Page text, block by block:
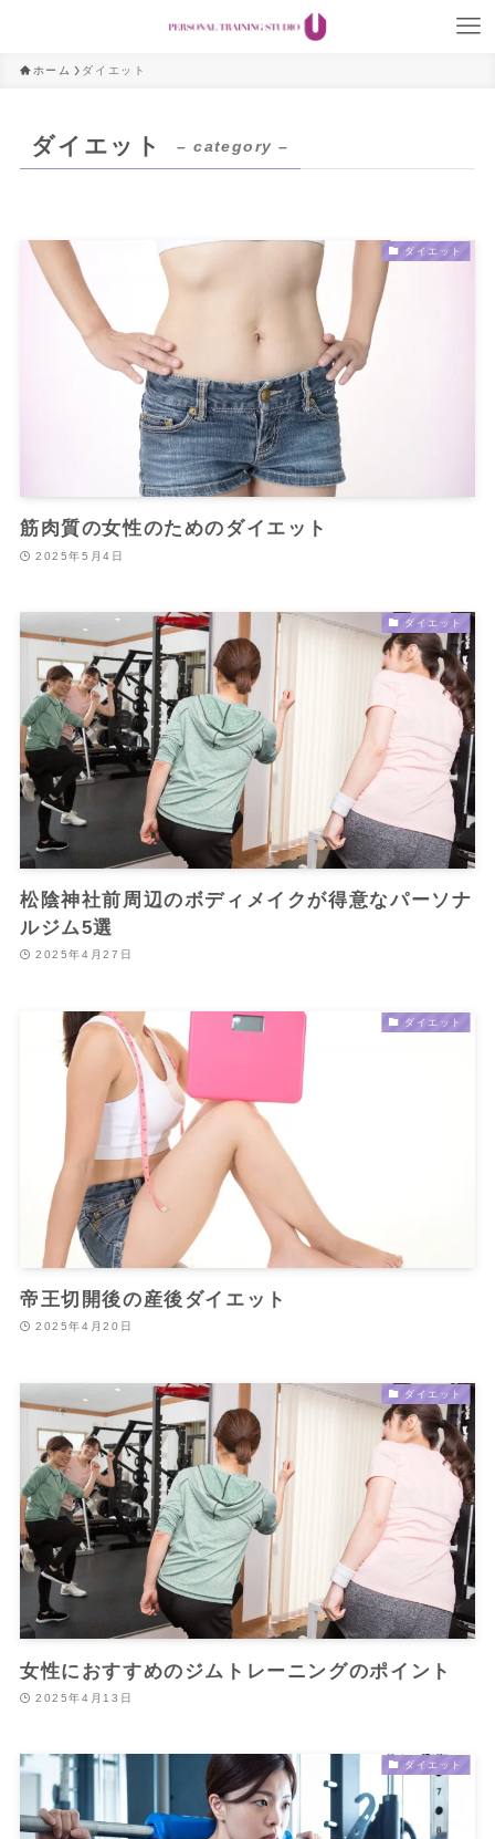
ホーム ダイエット
ダイエット – category –
ダイエット
筋肉質の女性のためのダイエット
2025年5月4日
ダイエット
松陰神社前周辺のボディメイクが得意なパーソナ
ルジム5選
2025年4月27日
ダイエット
帝王切開後の産後ダイエット
2025年4月20日
ダイエット
女性におすすめのジムトレーニングのポイント
2025年4月13日
ダイエット